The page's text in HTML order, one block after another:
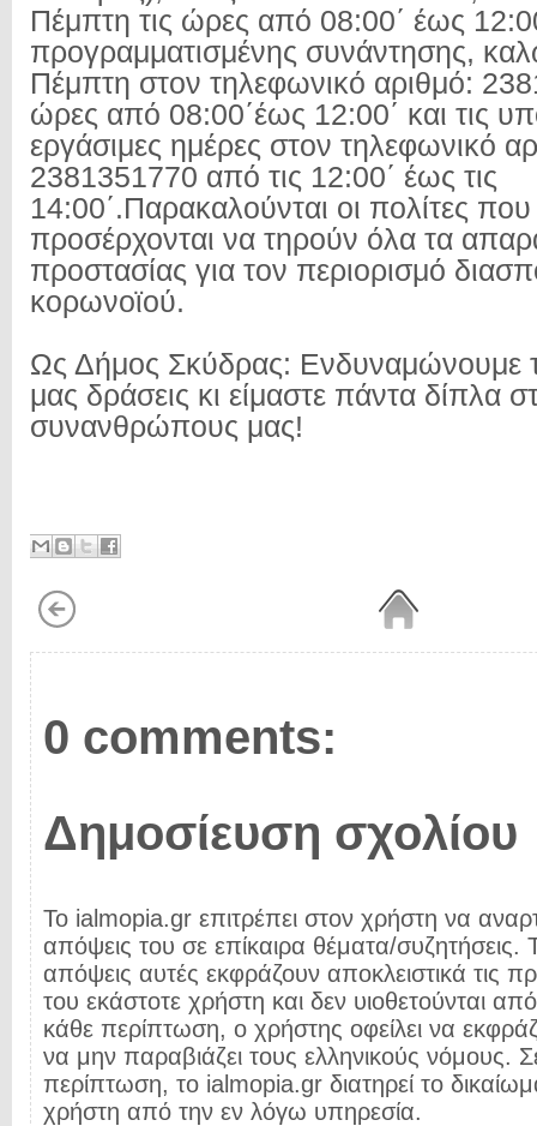
Πέμπτη τις ώρες από 08:00΄ έως
προγραμματισμένης συνάντησης,
Πέμπτη στον τηλεφωνικό αριθμό:
ώρες από 08:00΄έως 12:00΄ και τις
εργάσιμες ημέρες στον τηλεφωνικό
2381351770 από τις 12:00΄ έως τις
14:00΄.Παρακαλούνται οι πολίτες
προσέρχονται να τηρούν όλα τα
προστασίας για τον περιορισμό
κορωνοϊού.
Ως Δήμος Σκύδρας: Ενδυναμώνουμε
μας δράσεις κι είμαστε πάντα δίπλα
συνανθρώπους μας!
0 comments:
Δημοσίευση σχολίου
Το ialmopia.gr επιτρέπει στον χρήστη να
απόψεις του σε επίκαιρα θέματα/συζητήσεις.
απόψεις αυτές εκφράζουν αποκλειστικά τις
του εκάστοτε χρήστη και δεν υιοθετούνται
κάθε περίπτωση, ο χρήστης οφείλει να
να μην παραβιάζει τους ελληνικούς νόμους.
περίπτωση, το ialmopia.gr διατηρεί το
χρήστη από την εν λόγω υπηρεσία.